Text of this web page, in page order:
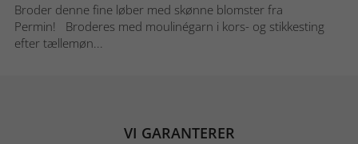
Broder denne fine løber med skønne blomster fra
Permin! Broderes med moulinégarn i kors- og stikkesting
efter tællemøn...
VI GARANTERER